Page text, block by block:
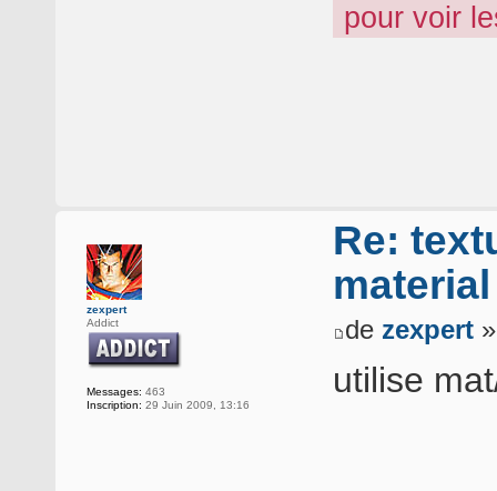
pour voir
zexpert
Addict
Messages: 463
Inscription: 29 Juin 2009, 13:16
Re:
de zexpert
utilise